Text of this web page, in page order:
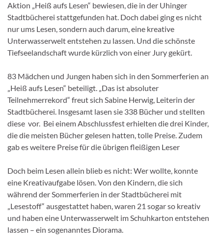
Aktion „Heiß aufs Lesen“ bewiesen, die in der Uhinger
Stadtbücherei stattgefunden hat. Doch dabei ging es nicht
nur ums Lesen, sondern auch darum, eine kreative
Unterwasserwelt entstehen zu lassen. Und die schönste
Tiefseelandschaft wurde kürzlich von einer Jury gekürt.
83 Mädchen und Jungen haben sich in den Sommerferien an
„Heiß aufs Lesen“ beteiligt. „Das ist absoluter
Teilnehmerrekord“ freut sich Sabine Herwig, Leiterin der
Stadtbücherei. Insgesamt lasen sie 338 Bücher und stellten
diese vor. Bei einem Abschlussfest erhielten die drei Kinder,
die die meisten Bücher gelesen hatten, tolle Preise. Zudem
gab es weitere Preise für die übrigen fleißigen Leser
Doch beim Lesen allein blieb es nicht: Wer wollte, konnte
eine Kreativaufgabe lösen. Von den Kindern, die sich
während der Sommerferien in der Stadtbücherei mit
„Lesestoff“ ausgestattet haben, waren 21 sogar so kreativ
und haben eine Unterwasserwelt im Schuhkarton entstehen
lassen – ein sogenanntes Diorama.